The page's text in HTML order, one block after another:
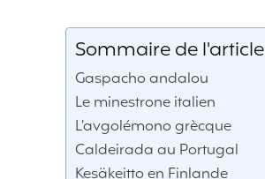
Sommaire de l'article
Gaspacho andalou
Le minestrone italien
L’avgolémono grècque
Caldeirada au Portugal
Kesäkeitto en Finlande